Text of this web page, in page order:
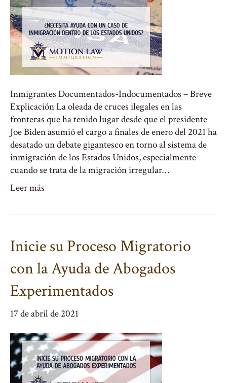
Inmigrantes Documentados-Indocumentados – Breve
Explicación La oleada de cruces ilegales en las
fronteras que ha tenido lugar desde que el presidente
Joe Biden asumió el cargo a finales de enero del 2021 ha
desatado un debate gigantesco en torno al sistema de
inmigración de los Estados Unidos, especialmente
cuando se trata de la migración irregular…
Leer más
Inicie su Proceso Migratorio
con la Ayuda de Abogados
Experimentados
17 de abril de 2021